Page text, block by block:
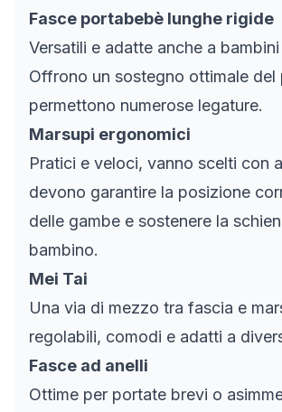
Fasce portabebè lunghe rigide
Versatili e adatte anche a
Offrono un sostegno ottimale del
permettono numerose legature.
Marsupi ergonomici
Pratici e veloci, vanno scelti con
devono garantire la posizione
delle gambe e sostenere la
bambino.
Mei Tai
Una via di mezzo tra fascia e
regolabili, comodi e adatti a
Fasce ad anelli
Ottime per portate brevi o